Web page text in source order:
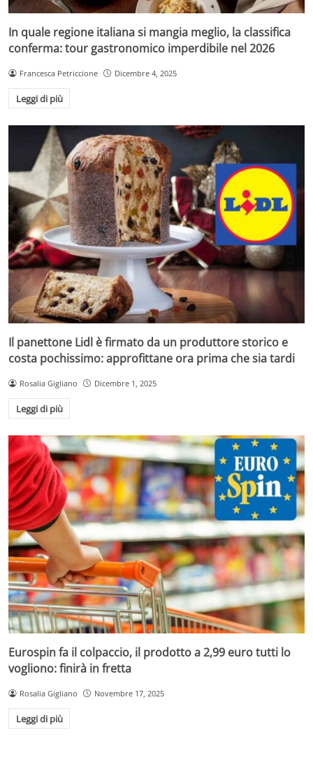
In quale regione italiana si mangia meglio, la classifica
conferma: tour gastronomico imperdibile nel 2026
Francesca Petriccione Dicembre 4, 2025
Leggi di più
Il panettone Lidl è firmato da un produttore storico e
costa pochissimo: approfittane ora prima che sia tardi
Rosalia Gigliano Dicembre 1, 2025
Leggi di più
Eurospin fa il colpaccio, il prodotto a 2,99 euro tutti lo
vogliono: finirà in fretta
Rosalia Gigliano Novembre 17, 2025
Leggi di più